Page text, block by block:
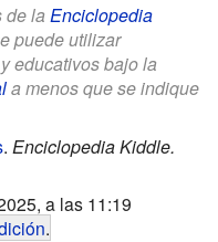
de la Enciclopedia
puede utilizar
educativos bajo la
a menos que se indique
. Enciclopedia Kiddle.
a las 11:19
.